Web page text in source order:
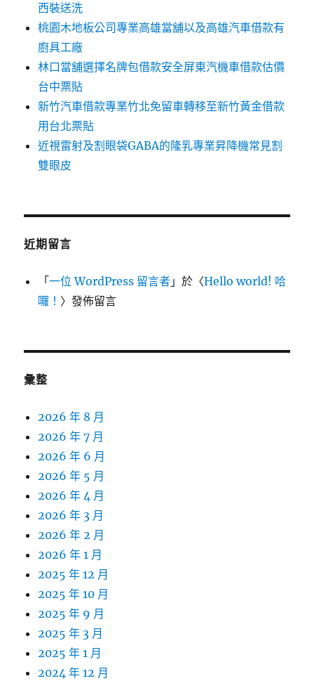
西裝送洗
桃園木地板公司專業高雄當舖以及高雄汽車借款有
廚具工廠
林口當舖選擇名牌包借款安全屏東汽機車借款估價
台中票貼
新竹汽車借款專業竹北免留車轉移至新竹黃金借款
用台北票貼
近視雷射及割眼袋GABA的隆乳專業昇降機常見割
雙眼皮
近期留言
「一位 WordPress 留言者 」於〈Hello world! 哈
囉！ 〉發佈留言
彙整
2026 年 8 月
2026 年 7 月
2026 年 6 月
2026 年 5 月
2026 年 4 月
2026 年 3 月
2026 年 2 月
2026 年 1 月
2025 年 12 月
2025 年 10 月
2025 年 9 月
2025 年 3 月
2025 年 1 月
2024 年 12 月